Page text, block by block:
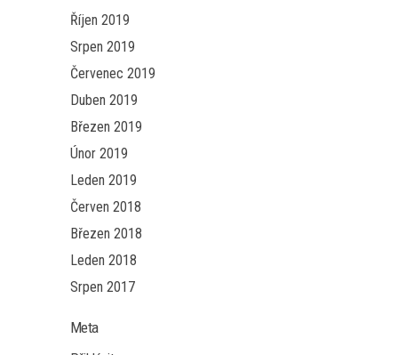
Říjen 2019
Srpen 2019
Červenec 2019
Duben 2019
Březen 2019
Únor 2019
Leden 2019
Červen 2018
Březen 2018
Leden 2018
Srpen 2017
Meta